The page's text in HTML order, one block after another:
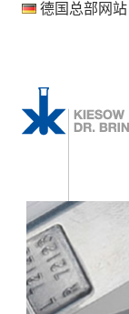
德国总部网站